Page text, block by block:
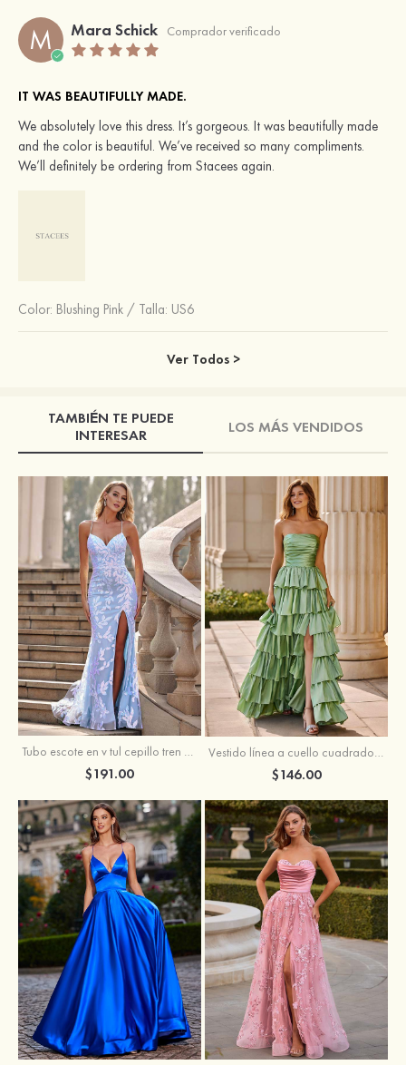
M Mara Schick Comprador verificado
IT WAS BEAUTIFULLY MADE.
We absolutely love this dress. It’s gorgeous. It was beautifully made
and the color is beautiful. We’ve received so many compliments.
We’ll definitely be ordering from Stacees again.
Color: Blushing Pink / Talla: US6
Ver Todos >
TAMBIÉN TE PUEDE
INTERESAR
LOS MÁS VENDIDOS
Tubo escote en v tul cepillo tren vestido de graduación
$191.00
Vestido línea a cuello cuadrado tafetán hasta el suelo vestido de graduación con volantes
$146.00